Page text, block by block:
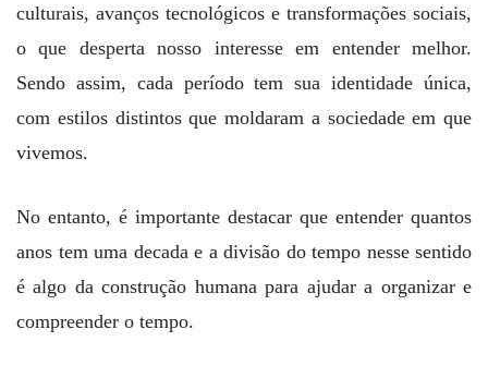
culturais, avanços tecnológicos e transformações sociais,
o que desperta nosso interesse em entender melhor.
Sendo assim, cada período tem sua identidade única,
com estilos distintos que moldaram a sociedade em que
vivemos.
No entanto, é importante destacar que entender quantos
anos tem uma decada e a divisão do tempo nesse sentido
é algo da construção humana para ajudar a organizar e
compreender o tempo.